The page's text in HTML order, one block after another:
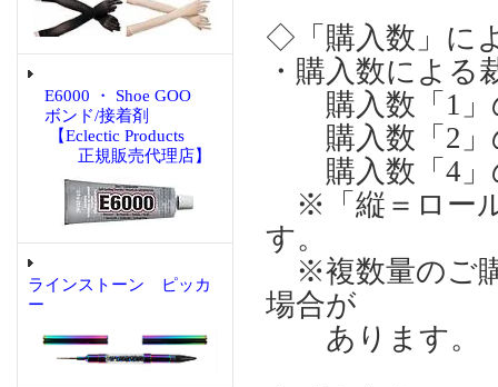
E6000 ・ Shoe GOO
ボンド/接着剤
【Eclectic Products
正規販売代理店】
ラインストーン ピッカ
ー
◇「購入数」に
・購入数による
購入数「1」
購入数「2」
購入数「4」
※「縦＝ロー
す。
※複数量のご
場合が
あります。